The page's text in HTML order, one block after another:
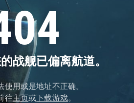
战舰已偏离航道。
使用或是地址不正确。
往主页或下载游戏。